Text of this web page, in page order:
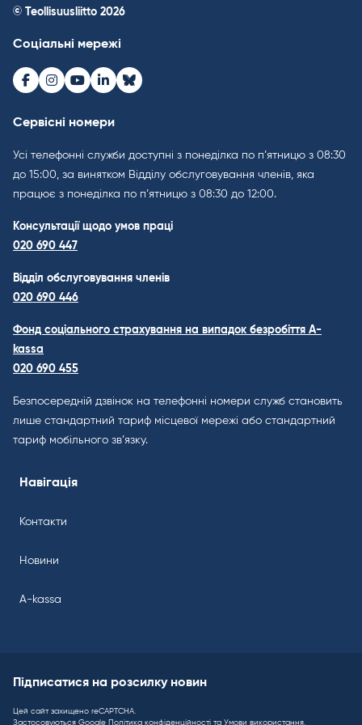
© Teollisuusliitto 2026
Соціальні мережі
Facebook
Instagram
Youtube
LinkedInBluesky
Сервісні номери
Усі телефонні служби доступні з понеділка по п’ятницю з 08:30
до 15:00, за винятком Відділу обслуговування членів, яка
працює з понеділка по п’ятницю з 08:30 до 12:00.
Консультації щодо умов праці
020 690 447
Відділ обслуговування членів
020 690 446
Фонд соціального страхування на випадок безробіття A-
kassa
020 690 455
Безпосередній дзвінок на телефонні номери служб становить
лише стандартний тариф місцевої мережі або стандартний
тариф мобільного зв’язку.
Навігація
Контакти
Новини
A-kassa
Підписатися на розсилку новин
Цей сайт захищено reCAPTCHA.
Застосовуються Google Політика конфіденційності та Умови використання.